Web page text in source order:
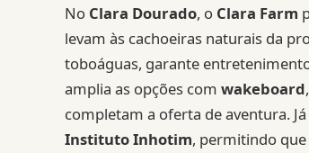
No Clara Dourado, o Clara Farm
levam às cachoeiras naturais da
toboáguas, garante
amplia as opções com wakeboard,
completam a oferta de aventura. Já
Instituto Inhotim, permitindo